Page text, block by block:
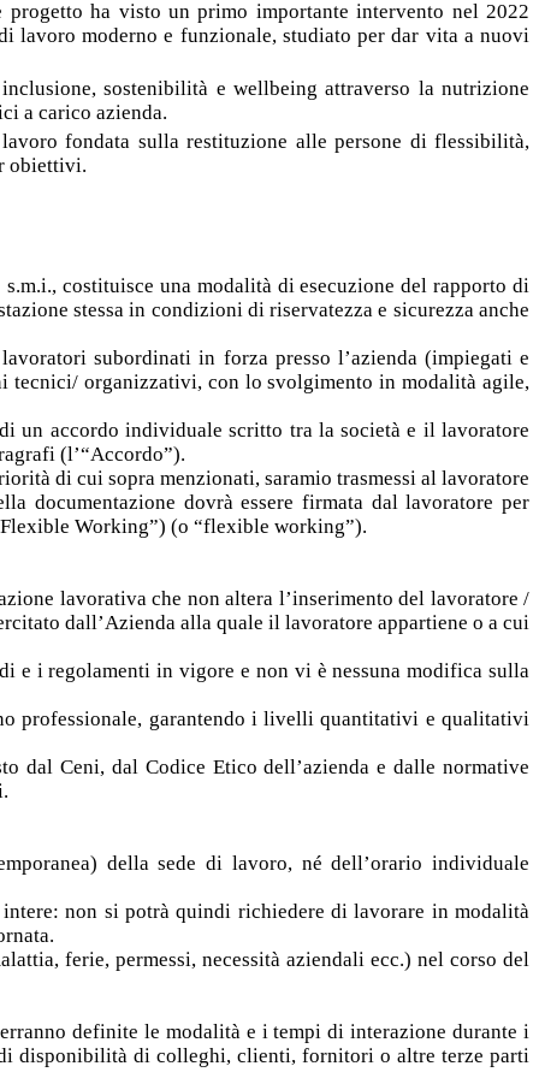
ha visto un primo importante intervento nel 2022
lavoro moderno e funzionale, studiato per dar vita a nuovi
sostenibilità e wellbeing attraverso la nutrizione
a carico azienda.
fondata sulla restituzione alle persone di flessibilità,
obiettivi.
costituisce una modalità di esecuzione del rapporto di
stessa in condizioni di riservatezza e sicurezza anche
subordinati in forza presso l’azienda (impiegati e
tecnici/ organizzativi, con lo svolgimento in modalità agile,
un accordo individuale scritto tra la società e il lavoratore
(l’“Accordo”).
di cui sopra menzionati, saramio trasmessi al lavoratore
documentazione dovrà essere firmata dal lavoratore per
Working”) (o “flexible working”).
lavorativa che non altera l’inserimento del lavoratore /
dall’Azienda alla quale il lavoratore appartiene o a cui
i regolamenti in vigore e non vi è nessuna modifica sulla
professionale, garantendo i livelli quantitativi e qualitativi
dal Ceni, dal Codice Etico dell’azienda e dalle normative
della sede di lavoro, né dell’orario individuale
non si potrà quindi richiedere di lavorare in modalità
ferie, permessi, necessità aziendali ecc.) nel corso del
definite le modalità e i tempi di interazione durante i
disponibilità di colleghi, clienti, fornitori o altre terze parti